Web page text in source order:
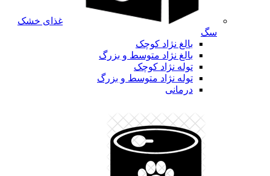
غذای خشک
سگ
بالغ نژاد کوچک
بالغ نژاد متوسط و بزرگ
توله نژاد کوچک
توله نژاد متوسط و بزرگ
درمانی